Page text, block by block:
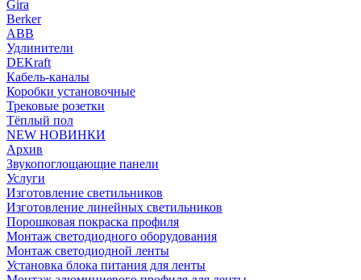
Gira
Berker
ABB
Удлинители
DEKraft
Кабель-каналы
Коробки установочные
Трековые розетки
Тёплый пол
NEW НОВИНКИ
Архив
Звукопоглощающие панели
Услуги
Изготовление светильников
Изготовление линейных светильников
Порошковая покраска профиля
Монтаж светодиодного оборудования
Монтаж светодиодной ленты
Установка блока питания для ленты